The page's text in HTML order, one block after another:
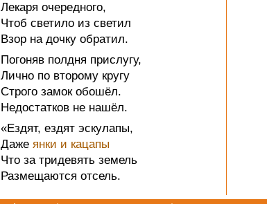
Лекаря очередного,
Чтоб светило из светил
Взор на дочку обратил.
Погоняв полдня прислугу,
Лично по второму кругу
Строго замок обошёл.
Недостатков не нашёл.
«Ездят, ездят эскулапы,
Даже янки и кацапы
Что за тридевять земель
Размещаются отсель.